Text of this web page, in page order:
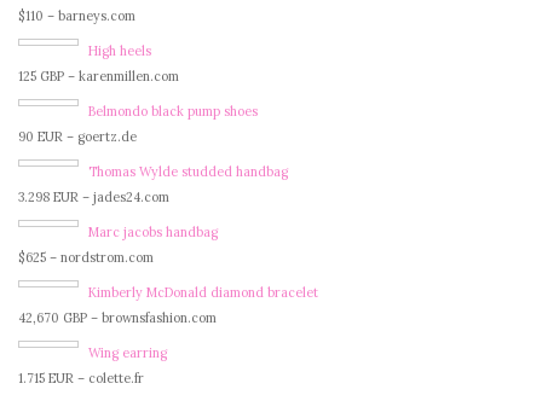
$110 – barneys.com
High heels
125 GBP – karenmillen.com
Belmondo black pump shoes
90 EUR – goertz.de
Thomas Wylde studded handbag
3.298 EUR – jades24.com
Marc jacobs handbag
$625 – nordstrom.com
Kimberly McDonald diamond bracelet
42,670 GBP – brownsfashion.com
Wing earring
1.715 EUR – colette.fr